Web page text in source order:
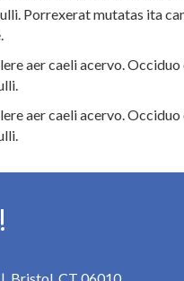
Porrexerat mutatas ita
aer caeli acervo.
aer caeli acervo.